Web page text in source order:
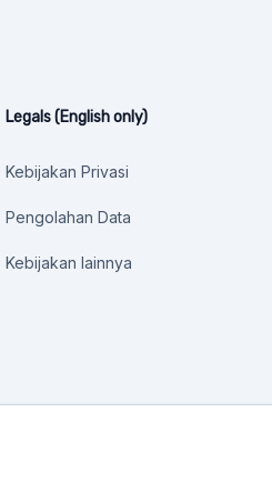
Legals (English only)
Kebijakan Privasi
Pengolahan Data
Kebijakan lainnya